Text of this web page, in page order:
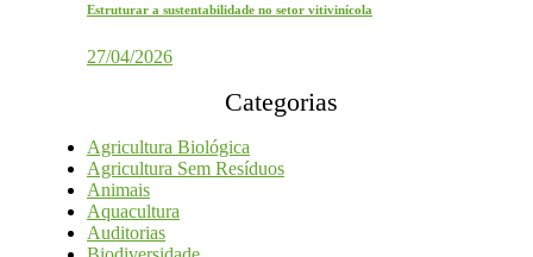
Estruturar a sustentabilidade no setor vitivinícola
27/04/2026
Categorias
Agricultura Biológica
Agricultura Sem Resíduos
Animais
Aquacultura
Auditorias